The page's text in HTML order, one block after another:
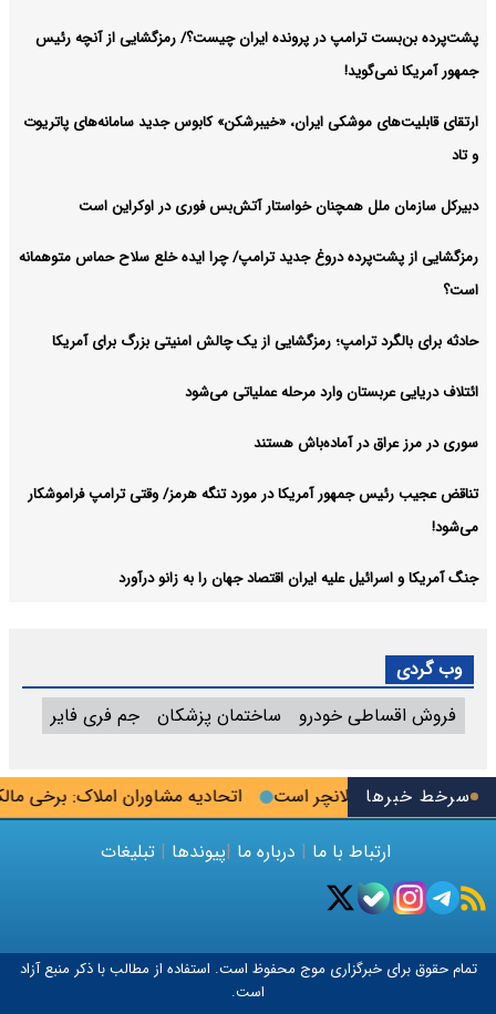
سرخط خبرها اتحادیه مشاوران املاک: برخی رزمندگان پشت لانچر است
پشت‌پرده بن‌بست ترامپ در پرونده ایران چیست؟/ رمزگشایی از آنچه رئیس
جمهور آمریکا نمی‌گوید!
ارتقای قابلیت‌های موشکی ایران، «خیبرشکن» کابوس جدید سامانه‌های پاتریوت
و تاد
دبیرکل سازمان ملل همچنان خواستار آتش‌بس فوری در اوکراین است
رمزگشایی از پشت‌پرده دروغ جدید ترامپ/ چرا ایده خلع سلاح حماس متوهمانه
است؟
حادثه برای بالگرد ترامپ؛ رمزگشایی از یک چالش امنیتی بزرگ برای آمریکا
ائتلاف دریایی عربستان وارد مرحله عملیاتی می‌شود
سوری در مرز عراق در آماده‌باش هستند
تناقض عجیب رئیس جمهور آمریکا در مورد تنگه هرمز/ وقتی ترامپ فراموشکار
می‌شود!
جنگ آمریکا و اسرائیل علیه ایران اقتصاد جهان را به زانو درآورد
وب گردی
فروش اقساطی خودرو
ساختمان پزشکان جم فری فایر
ارتباط با ما | درباره ما |پیوندها | تبلیغات
تمام حقوق برای خبرگزاری موج محفوظ است. استفاده از مطالب با ذکر منبع آزاد
است.